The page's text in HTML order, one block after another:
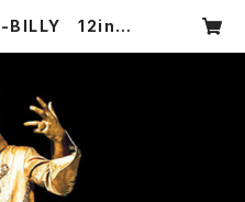
BILLY 12inch